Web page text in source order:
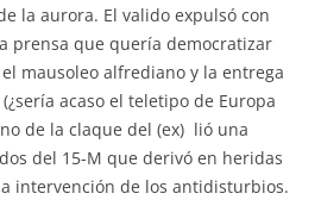
la aurora. El valido expulsó con
prensa que quería democratizar
mausoleo alfrediano y la entrega
acaso el teletipo de Europa
de la claque del (ex) lió una
del 15-M que derivó en heridas
intervención de los antidisturbios.